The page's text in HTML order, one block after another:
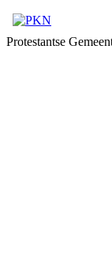
Protestantse